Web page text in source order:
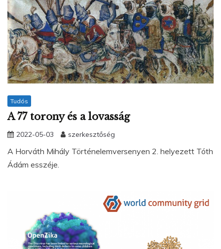
Tudós
A 77 torony és a lovasság
2022-05-03 szerkesztőség
A Horváth Mihály Történelemversenyen 2. helyezett Tóth
Ádám esszéje.